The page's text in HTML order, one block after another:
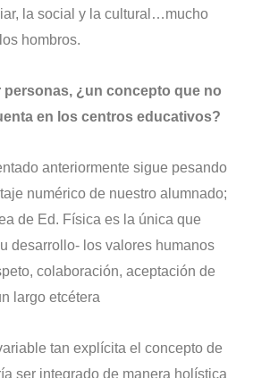
la social y la cultural…mucho
hombros.
personas, ¿un concepto que no
en los centros educativos?
anteriormente sigue pesando
numérico de nuestro alumnado;
de Ed. Física es la única que
desarrollo- los valores humanos
colaboración, aceptación de
largo etcétera
tan explícita el concepto de
ser integrado de manera holística